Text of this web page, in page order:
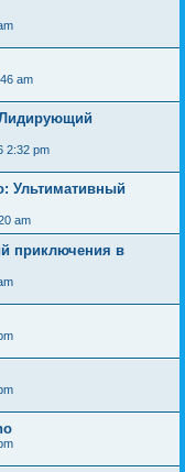
am
Лидирующий
2:32 pm
Ультимативный
am
приключения в